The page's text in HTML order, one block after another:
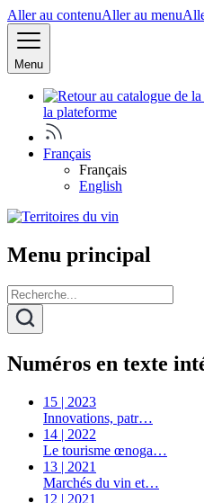
Aller au contenuAller au menu
Menu
la plateforme
Français
Français
English
Menu principal
Numéros en texte
15 | 2023
Innovations, patr…
14 | 2022
Le tourisme œnoga…
13 | 2021
Marchés du vin et…
12 | 2021